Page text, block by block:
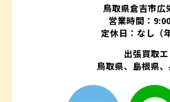
鳥取県倉吉市広
営業時間：
定休日：なし（
出張買取
鳥取県、島根県